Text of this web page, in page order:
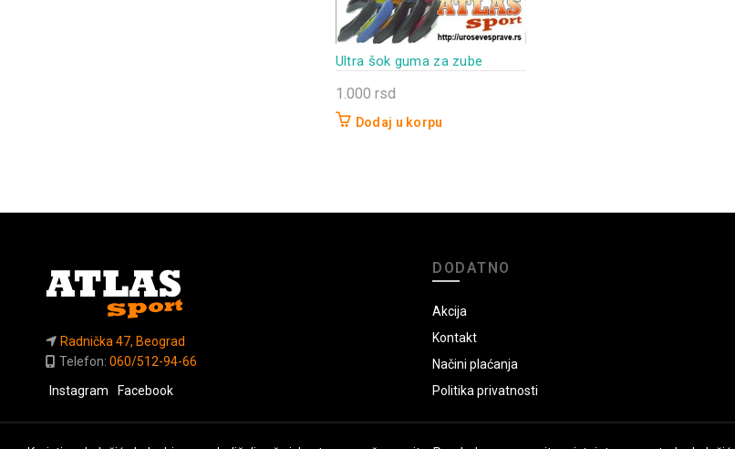
Ultra šok guma za zube
1.000 rsd
Dodaj u korpu
Radnička 47, Beograd
Telefon: 060/512-94-66
Instagram
Facebook
DODATNO
Akcija
Kontakt
Načini plaćanja
Politika privatnosti